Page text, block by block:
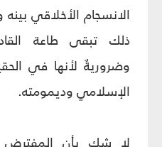
الانسجام الأخلاقي
ذلك تبقى طاعة
وضروريةٌ لأنها في
الإسلامي وديمومته.
لا شك بأن المفترض